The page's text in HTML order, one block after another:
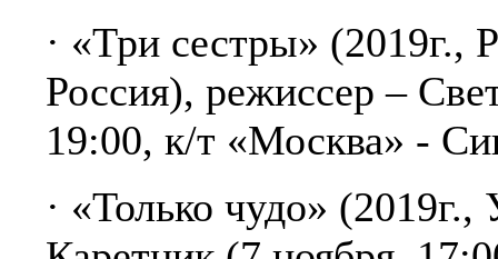
· «Три сестры» (2019г.,
Россия), режиссер –
19:00, к/т «Москва» -
· «Только чудо»